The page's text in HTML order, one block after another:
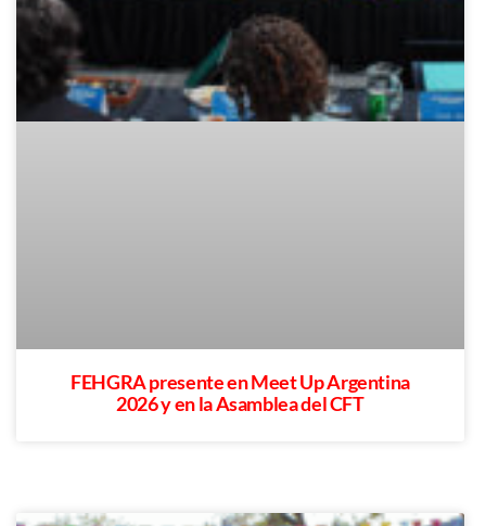
FEHGRA presente en Meet Up Argentina
2026 y en la Asamblea del CFT